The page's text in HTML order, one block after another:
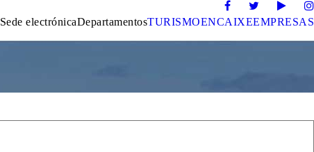
Sede electrónicaDepartamentosTURISMOENCAIXEEMPRESAS